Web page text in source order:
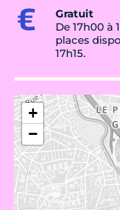
Gratuit
De 17h00 à
places
17h15.
+
−